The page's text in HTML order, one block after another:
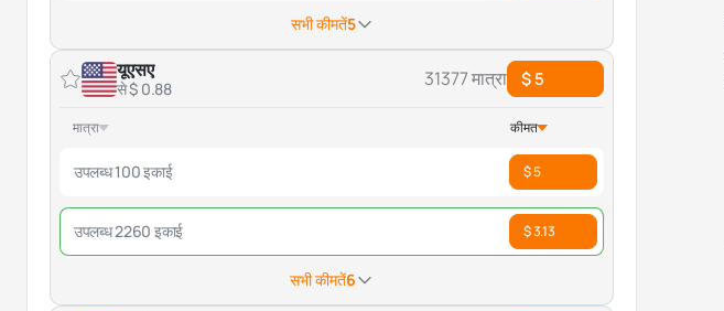
सभी कीमतें5
यूएसए
से $ 0.88 31377 मात्रा $ 5
मात्रा कीमत
उपलब्ध 100 इकाई $ 5
उपलब्ध 2260 इकाई $ 3.13
सभी कीमतें6